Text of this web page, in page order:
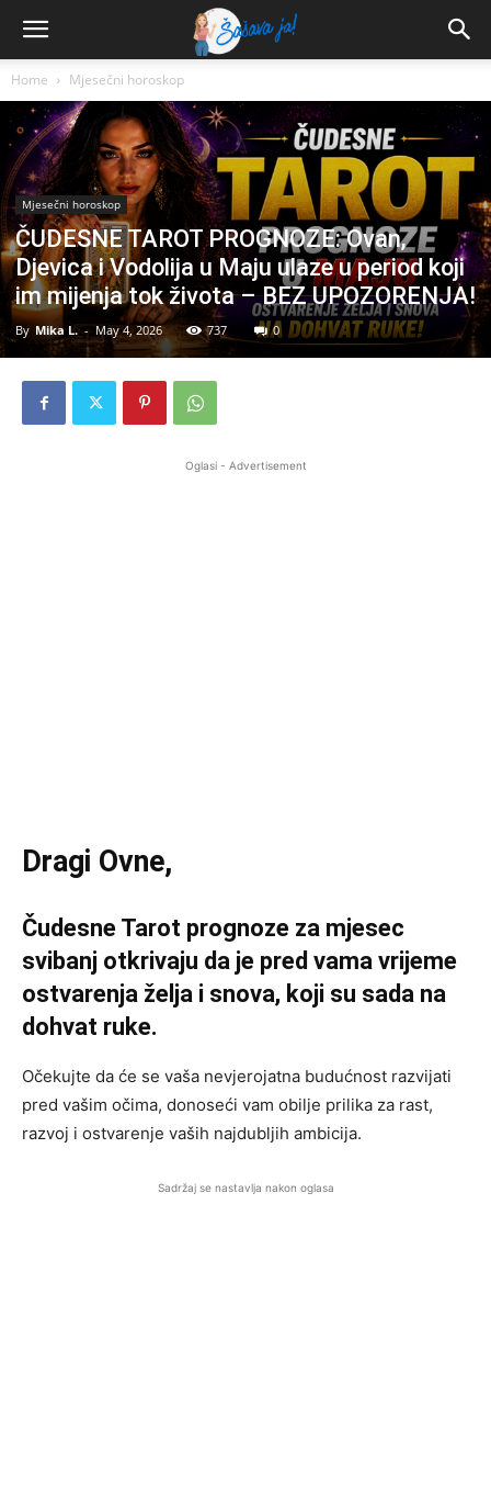
Home Mjesečni horoskop
Mjesečni horoskop
ČUDESNE TAROT PROGNOZE: Ovan,
Djevica i Vodolija u Maju ulaze u period koji
im mijenja tok života – BEZ UPOZORENJA!
By Mika L. - May 4, 2026 737 0
Oglasi - Advertisement
Dragi Ovne,
Čudesne Tarot prognoze za mjesec
svibanj otkrivaju da je pred vama vrijeme
ostvarenja želja i snova, koji su sada na
dohvat ruke.
Očekujte da će se vaša nevjerojatna budućnost razvijati
pred vašim očima, donoseći vam obilje prilika za rast,
razvoj i ostvarenje vaših najdubljih ambicija.
Sadržaj se nastavlja nakon oglasa